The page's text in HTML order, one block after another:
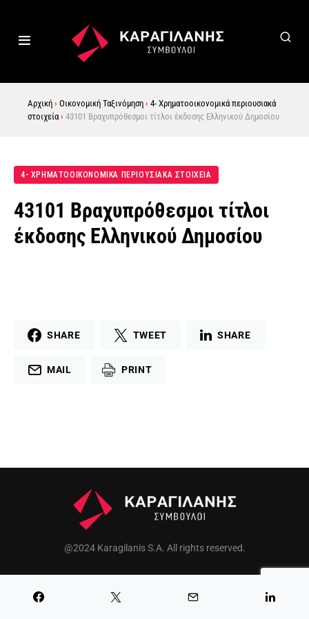
Αρχική › Οικονομική Ταξινόμηση › 4- Χρηματοοικονομικά περιουσιακά
στοιχεία › 43101 Βραχυπρόθεσμοι τίτλοι έκδοσης Ελληνικού Δημοσίου
4- ΧΡΗΜΑΤΟΟΙΚΟΝΟΜΙΚΑ ΠΕΡΙΟΥΣΙΑΚΑ ΣΤΟΙΧΕΙΑ
43101 Βραχυπρόθεσμοι τίτλοι
έκδοσης Ελληνικού Δημοσίου
SHARE TWEET SHARE
MAIL PRINT
@2024 Karagilanis S.A. All rights reserved.